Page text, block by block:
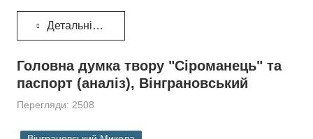
Детальніше...
Головна думка твору "Сіроманець" та
паспорт (аналіз), Вінграновський
Перегляди: 2508